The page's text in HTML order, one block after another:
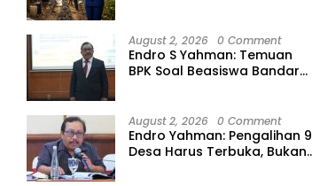
August 2, 2026 0 Comment
Endro S Yahman: Temuan
BPK Soal Beasiswa Bandar
August 2, 2026 0 Comment
Endro Yahman: Pengalihan 9
Desa Harus Terbuka, Bukan